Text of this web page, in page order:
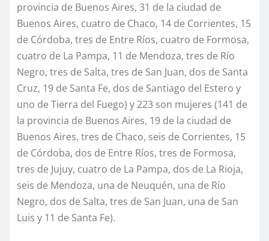
provincia de Buenos Aires, 31 de la ciudad de
Buenos Aires, cuatro de Chaco, 14 de Corrientes, 15
de Córdoba, tres de Entre Ríos, cuatro de Formosa,
cuatro de La Pampa, 11 de Mendoza, tres de Río
Negro, tres de Salta, tres de San Juan, dos de Santa
Cruz, 19 de Santa Fe, dos de Santiago del Estero y
uno de Tierra del Fuego) y 223 son mujeres (141 de
la provincia de Buenos Aires, 19 de la ciudad de
Buenos Aires, tres de Chaco, seis de Corrientes, 15
de Córdoba, dos de Entre Ríos, tres de Formosa,
tres de Jujuy, cuatro de La Pampa, dos de La Rioja,
seis de Mendoza, una de Neuquén, una de Río
Negro, dos de Salta, tres de San Juan, una de San
Luis y 11 de Santa Fe).